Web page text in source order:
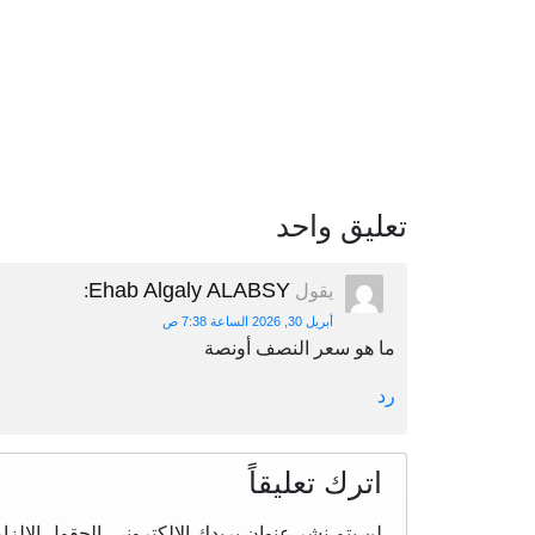
تعليق واحد
يقول Ehab Algaly ALABSY
:
أبريل 30, 2026 الساعة 7:38 ص
ما هو سعر النصف أونصة
رد
اترك تعليقاً